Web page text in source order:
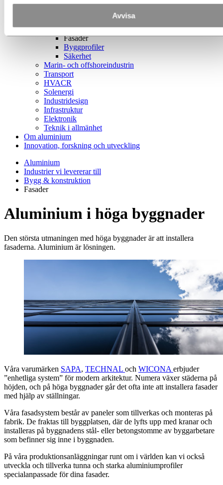
Avvisa
Fordon
Dörrar och fönster
Skjutsystem
Fasader
Byggprofiler
Säkerhet
Marin- och offshoreindustrin
Transport
HVACR
Solenergi
Industridesign
Infrastruktur
Elektronik
Teknik i allmänhet
Om aluminium
Innovation, forskning och utveckling
Aluminium
Industrier vi levererar till
Bygg & konstruktion
Fasader
Aluminium i höga byggnader
Den största utmaningen med höga byggnader är att installera
fasaderna. Aluminium är lösningen.
Våra varumärken SAPA, TECHNAL och WICONA erbjuder
”enhetliga system” för modern arkitektur. Numera växer städerna på
höjden, och på höga byggnader går det ofta inte att installera fasader
med hjälp av ställningar.
Våra fasadsystem består av paneler som tillverkas och monteras på
fabrik. De fraktas till byggplatsen, där de lyfts upp med kranar och
installeras på byggnadens stål- eller betongstomme av byggarbetare
som befinner sig inne i byggnaden.
På våra produktionsanläggningar runt om i världen kan vi också
utveckla och tillverka tunna och starka aluminiumprofiler
specialanpassade för dina fasader.